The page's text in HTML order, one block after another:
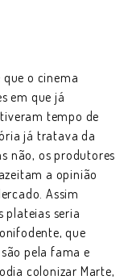
o cinema
em que já
tempo de
já tratava da
não, os produtores
a opinião
Assim
plateias seria
que
pela fama e
colonizar Marte,